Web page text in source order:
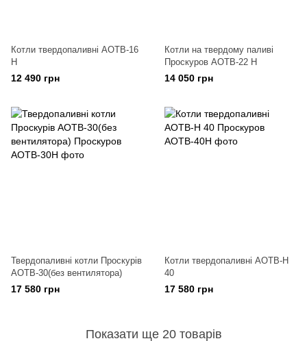
Котли твердопаливні АОТВ-16
Н
12 490 грн
Котли на твердому паливі
Проскуров АОТВ-22 Н
14 050 грн
Твердопаливні котли Проскурів
АОТВ-30(без вентилятора)
17 580 грн
Котли твердопаливні АОТВ-Н
40
17 580 грн
Показати ще 20 товарів